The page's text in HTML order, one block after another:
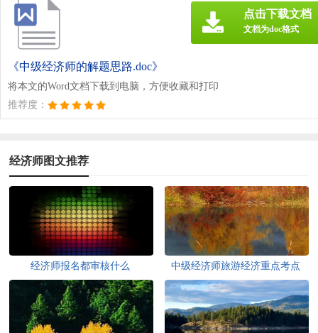
《中级经济师的解题思路.doc》
将本文的Word文档下载到电脑，方便收藏和打印
推荐度：
点击下载文档
文档为doc格式
经济师图文推荐
经济师报名都审核什么 中级经济师旅游经济重点考点